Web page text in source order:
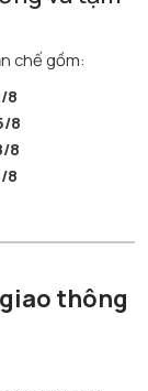
chế gồm:
8
8
8
8
thông